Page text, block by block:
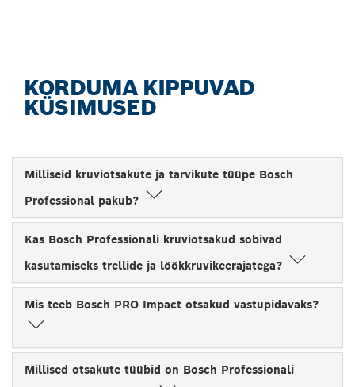
KORDUMA KIPPUVAD
KÜSIMUSED
Milliseid kruviotsakute ja tarvikute tüüpe Bosch
Professional pakub?
Kas Bosch Professionali kruviotsakud sobivad
kasutamiseks trellide ja löökkruvikeerajatega?
Mis teeb Bosch PRO Impact otsakud vastupidavaks?
Millised otsakute tüübid on Bosch Professionali